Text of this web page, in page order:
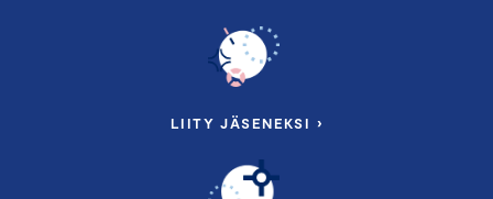
LIITY JÄSENEKSI ›